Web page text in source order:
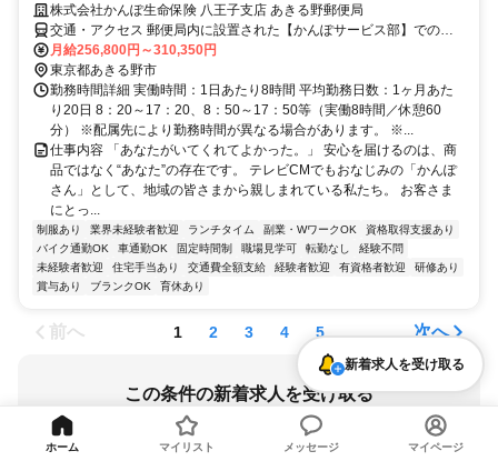
株式会社かんぽ生命保険 八王子支店 あきる野郵便局
交通・アクセス 郵便局内に設置された【かんぽサービス部】での勤
務となります
月給256,800円～310,350円
東京都あきる野市
勤務時間詳細 実働時間：1日あたり8時間 平均勤務日数：1ヶ月あた
り20日 8：20～17：20、8：50～17：50等（実働8時間／休憩60
分） ※配属先により勤務時間が異なる場合があります。 ※...
仕事内容 「あなたがいてくれてよかった。」 安心を届けるのは、商
品ではなく“あなた”の存在です。 テレビCMでもおなじみの「かんぽ
さん」として、地域の皆さまから親しまれている私たち。 お客さま
にとっ...
制服あり 業界未経験者歓迎 ランチタイム 副業・WワークOK
資格取得支援あり
バイク通勤OK
車通勤OK 固定時間制 職場見学可 転勤なし
経験不問
未経験者歓迎
住宅手当あり 交通費全額支給 経験者歓迎 有資格者歓迎
研修あり
賞与あり
ブランクOK 育休あり
前へ 1 2 3 4 5 次へ
この条件の新着求人を受け取る
副業・WワークOK
新着求人を受け取る
ホーム マイリスト メッセージ マイページ